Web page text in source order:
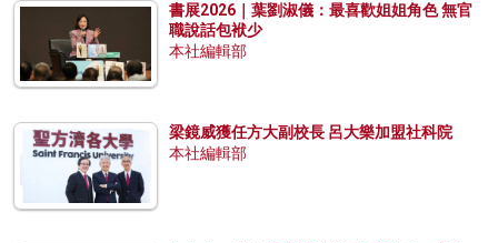
書展2026｜葉劉淑儀：最喜歡姐姐角色 無官
職說話包袱少
本社編輯部
梁鏡威獲任方大副校長 呂大樂加盟社科院
本社編輯部